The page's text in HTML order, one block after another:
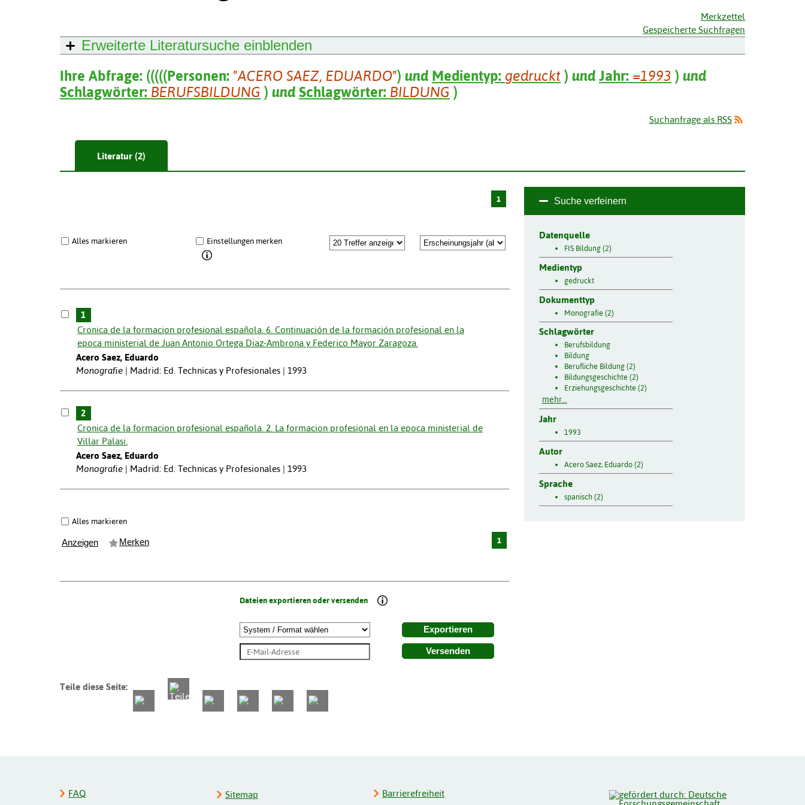
Merkzettel
Gespeicherte Suchfragen
Erweiterte Literatursuche einblenden
Ihre Abfrage: (((((Personen: "ACERO SAEZ, EDUARDO") und Medientyp: gedruckt ) und Jahr: =1993 ) und
Schlagwörter: BERUFSBILDUNG ) und Schlagwörter: BILDUNG )
Suchanfrage als RSS
Literatur (2)
1
Alles markieren Einstellungen merken
1
Cronica de la formacion profesional española. 6. Continuación de la formación profesional en la
epoca ministerial de Juan Antonio Ortega Diaz-Ambrona y Federico Mayor Zaragoza.
Acero Saez, Eduardo
Monografie
Madrid: Ed. Technicas y Profesionales | 1993
2
Cronica de la formacion profesional española. 2. La formacion profesional en la epoca ministerial de
Villar Palasi.
Acero Saez, Eduardo
Monografie
Madrid: Ed. Technicas y Profesionales | 1993
Alles markieren
Anzeigen Merken 1
Dateien exportieren oder versenden
Exportieren
Versenden
Suche verfeinern
Datenquelle
FIS Bildung (2)
Medientyp
gedruckt
Dokumenttyp
Monografie (2)
Schlagwörter
Berufsbildung
Bildung
Berufliche Bildung (2)
Bildungsgeschichte (2)
Erziehungsgeschichte (2)
mehr...
Jahr
1993
Autor
Acero Saez, Eduardo (2)
Sprache
spanisch (2)
Teile diese Seite:
FAQ
Sitemap
Barrierefreiheit